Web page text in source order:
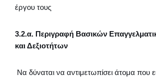
έργου τους
3.2.α. Περιγραφή Βασικών
και Δεξιοτήτων
Να δύναται να αντιμετωπίσει άτομα που